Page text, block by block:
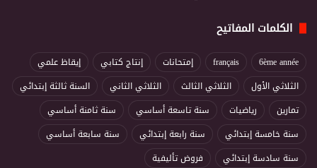
الكلمات المفاتيح
6ème année
français إمتحانات إنتاج كتابي
إيقاظ علمي
الثلاثي الأول
الثلاثي الثالث الثلاثي الثاني
السنة ثالثة إبتدائي
تمارين
رياضيات سنة تاسعة أساسي
سنة ثامنة أساسي
سنة خامسة إبتدائي
سنة رابعة إبتدائي
سنة سابعة أساسي
سنة سادسة إبتدائي
فروض تأليفية